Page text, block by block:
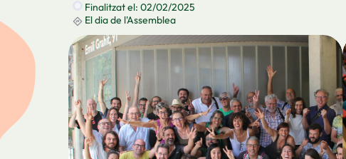
Finalitzat el: 02/02/2025
El dia de l'Assemblea